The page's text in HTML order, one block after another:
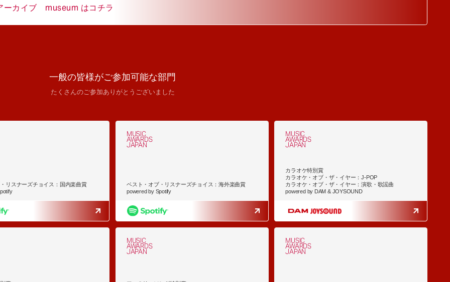
ーカイブ museum はコチラ
一般の皆様がご参加可能な部門
たくさんのご参加ありがとうございました
リスナーズチョイス：国内楽曲賞
MUSIC
AWARDS
JAPAN
ベスト・オブ・リスナーズチョイス：海外楽曲賞
powered by Spotify
MUSIC
AWARDS
JAPAN
カラオケ特別賞
カラオケ・オブ・ザ・イヤー：J-POP
カラオケ・オブ・ザ・イヤー：演歌・歌謡曲
powered by DAM & JOYSOUND
MUSIC
AWARDS
JAPAN
MUSIC
AWARDS
JAPAN